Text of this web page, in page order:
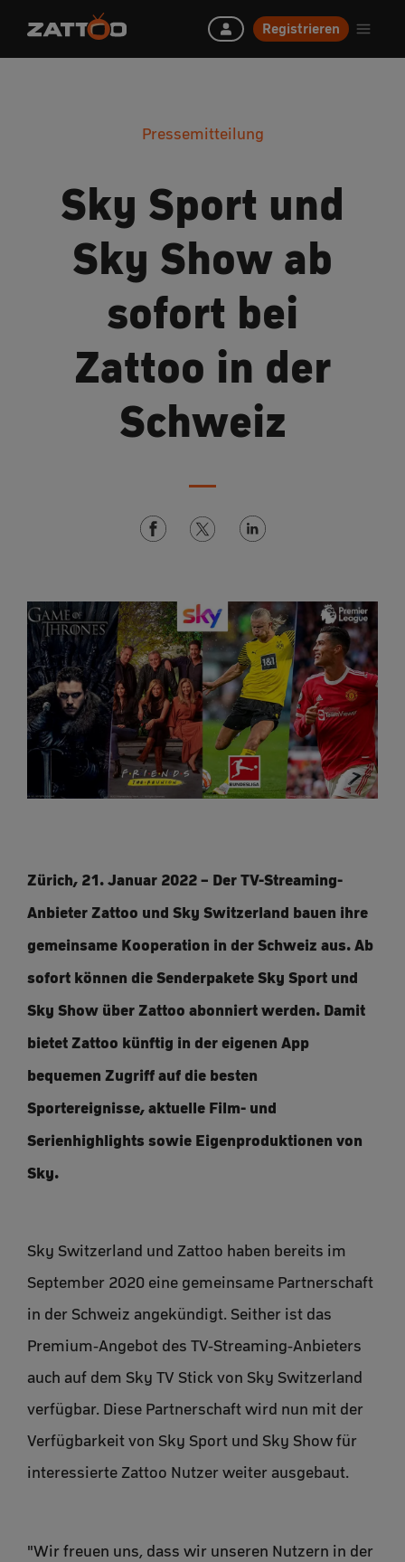
Registrieren
Pressemitteilung
Sky Sport und
Sky Show ab
sofort bei
Zattoo in der
Schweiz
Zürich, 21. Januar 2022 – Der TV-Streaming-
Anbieter Zattoo und Sky Switzerland bauen ihre
gemeinsame Kooperation in der Schweiz aus. Ab
sofort können die Senderpakete Sky Sport und
Sky Show über Zattoo abonniert werden. Damit
bietet Zattoo künftig in der eigenen App
bequemen Zugriff auf die besten
Sportereignisse, aktuelle Film- und
Serienhighlights sowie Eigenproduktionen von
Sky.
Sky Switzerland und Zattoo haben bereits im
September 2020 eine gemeinsame Partnerschaft
in der Schweiz angekündigt. Seither ist das
Premium-Angebot des TV-Streaming-Anbieters
auch auf dem Sky TV Stick von Sky Switzerland
verfügbar. Diese Partnerschaft wird nun mit der
Verfügbarkeit von Sky Sport und Sky Show für
interessierte Zattoo Nutzer weiter ausgebaut.
"Wir freuen uns, dass wir unseren Nutzern in der